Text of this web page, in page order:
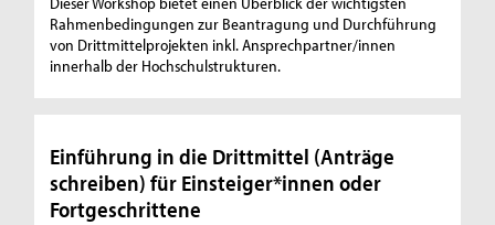
Rahmenbedingungen zur Beantragung und Durchführung
von Drittmittelprojekten inkl. Ansprechpartner/innen
innerhalb der Hochschulstrukturen.
Einführung in die Drittmittel (Anträge
schreiben) für Einsteiger*innen oder
Fortgeschrittene